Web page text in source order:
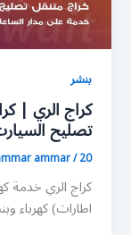
بنشر
تصليح
ammar/20 أبريل، 2020
كراج الري خدمة
اطارات) كهرباء